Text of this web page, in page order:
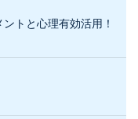
トと心理有効活用！